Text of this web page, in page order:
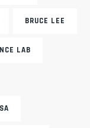
BRUCE LEE
LAB